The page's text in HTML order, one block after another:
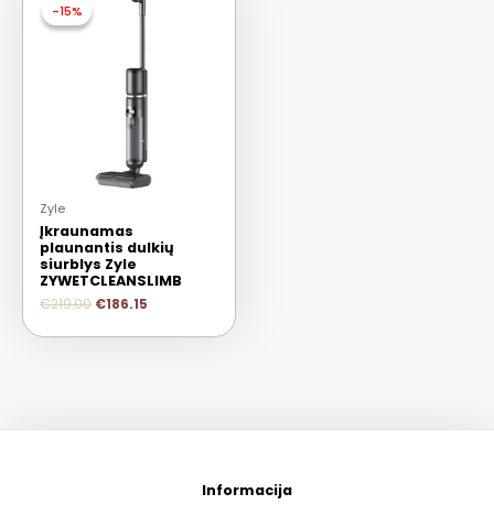
-15%
-15%
Zyle
Įkraunamas
plaunantis dulkių
siurblys Zyle
ZYWETCLEANSLIMB
€219.00 €186.15
Informacija